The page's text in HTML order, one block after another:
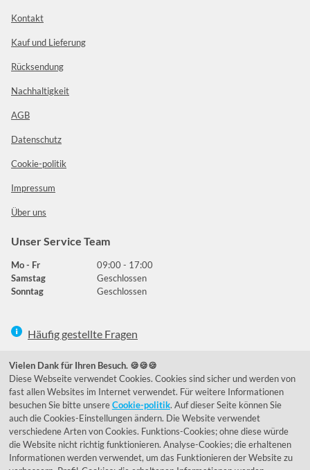
Kontakt
Kauf und Lieferung
Rücksendung
Nachhaltigkeit
AGB
Datenschutz
Cookie-politik
Impressum
Über uns
Unser Service Team
Mo - Fr
09:00 - 17:00
Samstag
Geschlossen
Sonntag
Geschlossen
Häufig gestellte Fragen
039292 - 678215
de@lumidora.com
FacebookInstagram
Kundenmeinungen
Vielen Dank für Ihren Besuch. 🍪🍪🍪
Diese Webseite verwendet Cookies. Cookies sind sicher und werden von
fast allen Websites im Internet verwendet. Für weitere Informationen
besuchen Sie bitte unsereCookie-politik. Auf dieser Seite können Sie
auch die Cookies-Einstellungen ändern. Die Website verwendet
verschiedene Arten von Cookies. Funktions-Cookies; ohne diese würde
die Website nicht richtig funktionieren. Analyse-Cookies; die erhaltenen
Informationen werden verwendet, um das Funktionieren der Website zu